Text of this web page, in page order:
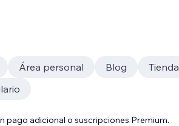
Área personal Blog
Tienda
pago adicional o suscripciones Premium.